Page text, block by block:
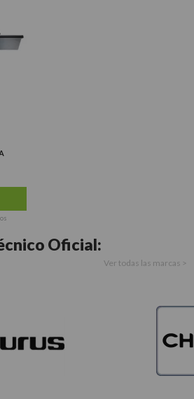
Oficial:
Ver todas las marcas >